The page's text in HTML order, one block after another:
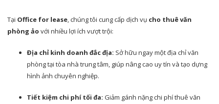
Tại Office for lease, chúng tôi cung cấp dịch vụ cho thuê văn
phòng ảo với nhiều lợi ích vượt trội:
Địa chỉ kinh doanh đắc địa: Sở hữu ngay một địa chỉ văn
phòng tại tòa nhà trung tâm, giúp nâng cao uy tín và tạo dựng
hình ảnh chuyên nghiệp.
Tiết kiệm chi phí tối đa: Giảm gánh nặng chi phí thuê văn